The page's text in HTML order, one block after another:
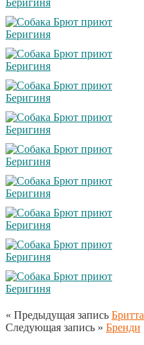
« Предыдущая запись Бритта
Следующая запись » Бренди